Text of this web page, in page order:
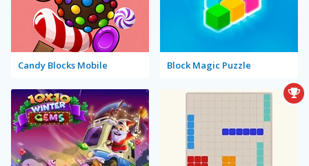
Candy Blocks Mobile Block Magic Puzzle